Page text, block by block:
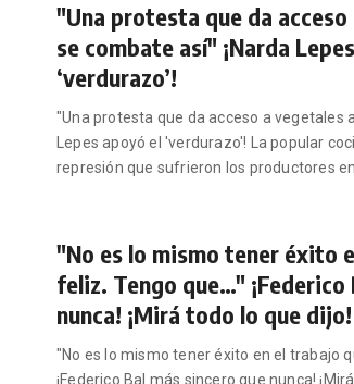
"Una protesta que da acceso
se combate así" ¡Narda
‘verdurazo’!
"Una protesta que da acceso a vegetales
Lepes apoyó el 'verdurazo'! La popular
represión que sufrieron los productores en
"No es lo mismo tener éxito
feliz. Tengo que…" ¡Federico
nunca! ¡Mirá todo lo que dijo!
"No es lo mismo tener éxito en el trabajo
¡Federico Bal más sincero que nunca!